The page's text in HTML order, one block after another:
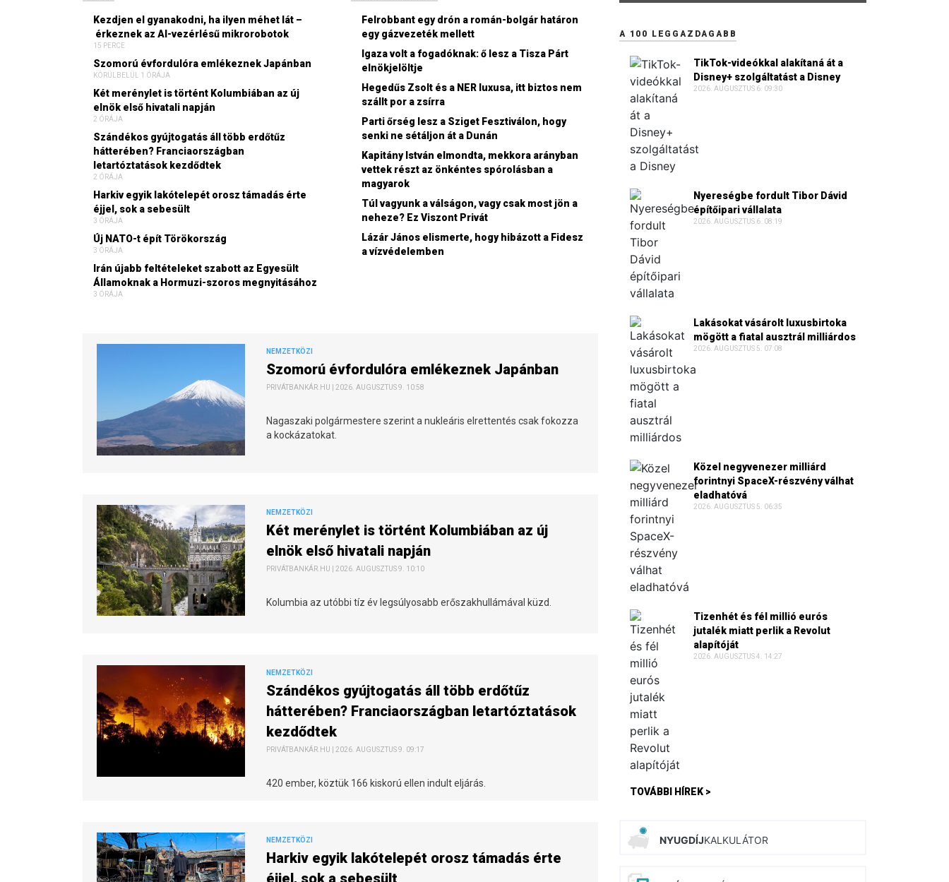
Kezdjen el gyanakodni, ha ilyen méhet lát –
érkeznek az AI-vezérlésű mikrorobotok
15 PERCE
Szomorú évfordulóra emlékeznek Japánban
KÖRÜLBELÜL 1 ÓRÁJA
Két merénylet is történt Kolumbiában az új
elnök első hivatali napján
2 ÓRÁJA
Szándékos gyújtogatás áll több erdőtűz
hátterében? Franciaországban
letartóztatások kezdődtek
2 ÓRÁJA
Harkiv egyik lakótelepét orosz támadás érte
éjjel, sok a sebesült
3 ÓRÁJA
Új NATO-t épít Törökország
3 ÓRÁJA
Irán újabb feltételeket szabott az Egyesült
Államoknak a Hormuzi-szoros megnyitásához
3 ÓRÁJA
Felrobbant egy drón a román-bolgár határon
egy gázvezeték mellett
Igaza volt a fogadóknak: ő lesz a Tisza Párt
elnökjelöltje
Hegedűs Zsolt és a NER luxusa, itt biztos nem
szállt por a zsírra
Parti őrség lesz a Sziget Fesztiválon, hogy
senki ne sétáljon át a Dunán
Kapitány István elmondta, mekkora arányban
vettek részt az önkéntes spórolásban a
magyarok
Túl vagyunk a válságon, vagy csak most jön a
neheze? Ez Viszont Privát
Lázár János elismerte, hogy hibázott a Fidesz
a vízvédelemben
NEMZETKÖZI
Szomorú évfordulóra emlékeznek Japánban
PRIVÁTBANKÁR.HU | 2026. AUGUSZTUS 9. 10:58
Nagaszaki polgármestere szerint a nukleáris elrettentés csak fokozza
a kockázatokat.
NEMZETKÖZI
Két merénylet is történt Kolumbiában az új
elnök első hivatali napján
PRIVÁTBANKÁR.HU | 2026. AUGUSZTUS 9. 10:10
Kolumbia az utóbbi tíz év legsúlyosabb erőszakhullámával küzd.
NEMZETKÖZI
Szándékos gyújtogatás áll több erdőtűz
hátterében? Franciaországban letartóztatások
kezdődtek
PRIVÁTBANKÁR.HU | 2026. AUGUSZTUS 9. 09:17
420 ember, köztük 166 kiskorú ellen indult eljárás.
NEMZETKÖZI
Harkiv egyik lakótelepét orosz támadás érte
A 100 LEGGAZDAGABB
TikTok-videókkal alakítaná át a
Disney+ szolgáltatást a Disney
2026. AUGUSZTUS 6. 09:30
Nyereségbe fordult Tibor Dávid
építőipari vállalata
2026. AUGUSZTUS 6. 08:19
Lakásokat vásárolt luxusbirtoka
mögött a fiatal ausztrál milliárdos
2026. AUGUSZTUS 5. 07:08
Közel negyvenezer milliárd
forintnyi SpaceX-részvény válhat
eladhatóvá
2026. AUGUSZTUS 5. 06:35
Tizenhét és fél millió eurós
jutalék miatt perlik a Revolut
alapítóját
2026. AUGUSZTUS 4. 14:27
TOVÁBBI HÍREK >
NYUGDÍJKALKULÁTOR